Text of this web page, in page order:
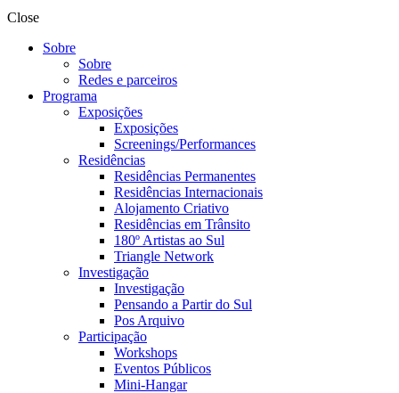
Close
Sobre
Sobre
Redes e parceiros
Programa
Exposições
Exposições
Screenings/Performances
Residências
Residências Permanentes
Residências Internacionais
Alojamento Criativo
Residências em Trânsito
180º Artistas ao Sul
Triangle Network
Investigação
Investigação
Pensando a Partir do Sul
Pos Arquivo
Participação
Workshops
Eventos Públicos
Mini-Hangar